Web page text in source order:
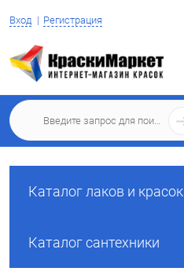
Вход Регистрация
Каталог лаков и красок
Каталог сантехники